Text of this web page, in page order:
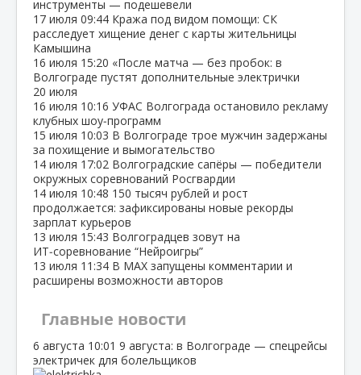
инструменты — подешевели
17 июля 09:44 Кража под видом помощи: СК
расследует хищение денег с карты жительницы
Камышина
16 июля 15:20 «После матча — без пробок: в
Волгограде пустят дополнительные электрички
20 июля
16 июля 10:16 УФАС Волгограда остановило рекламу
клубных шоу‑программ
15 июля 10:03 В Волгограде трое мужчин задержаны
за похищение и вымогательство
14 июля 17:02 Волгоградские сапёры — победители
окружных соревнований Росгвардии
14 июля 10:48 150 тысяч рублей и рост
продолжается: зафиксированы новые рекорды
зарплат курьеров
13 июля 15:43 Волгоградцев зовут на
ИТ‑соревнование “Нейроигры”
13 июля 11:34 В МАХ запущены комментарии и
расширены возможности авторов
Главные новости
6 августа 10:01 9 августа: в Волгограде — спецрейсы
электричек для болельщиков